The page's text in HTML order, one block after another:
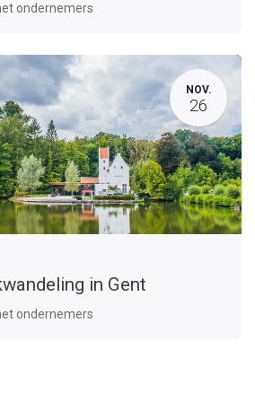
ondernemers
NOV.
26
in Gent
ondernemers